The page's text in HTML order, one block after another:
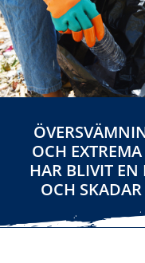
OCH
HAR BLIVIT EN
OCH